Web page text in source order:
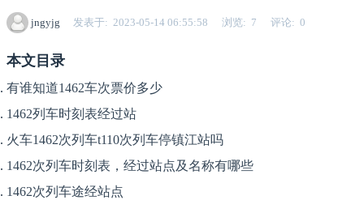
jngyjg 发表于 2023-05-14 06:55:58 浏览 7 评论 0
本文目录
有谁知道1462车次票价多少
1462列车时刻表经过站
火车1462次列车t110次列车停镇江站吗
1462次列车时刻表，经过站点及名称有哪些
1462次列车途经站点